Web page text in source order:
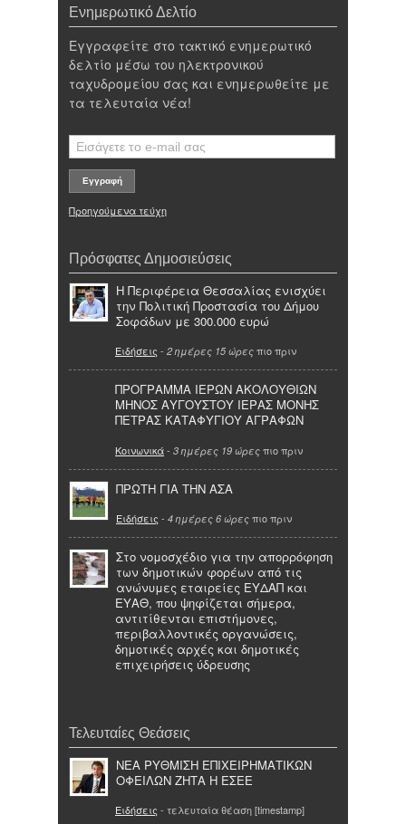
Ενημερωτικό Δελτίο
Εγγραφείτε στο τακτικό ενημερωτικό
δελτίο μέσω του ηλεκτρονικού
ταχυδρομείου σας και ενημερωθείτε με
τα τελευταία νέα!
Προηγούμενα τεύχη
Πρόσφατες Δημοσιεύσεις
Η Περιφέρεια Θεσσαλίας ενισχύει
την Πολιτική Προστασία του Δήμου
Σοφάδων με 300.000 ευρώ
Ειδήσεις - 2 ημέρες 15 ώρες πιο πριν
ΠΡΟΓΡΑΜΜΑ ΙΕΡΩΝ ΑΚΟΛΟΥΘΙΩΝ
ΜΗΝΟΣ ΑΥΓΟΥΣΤΟΥ ΙΕΡΑΣ ΜΟΝΗΣ
ΠΕΤΡΑΣ ΚΑΤΑΦΥΓΙΟΥ ΑΓΡΑΦΩΝ
Κοινωνικά- 3 ημέρες 19 ώρες πιο πριν
ΠΡΩΤΗ ΓΙΑ ΤΗΝ ΑΣΑ
Ειδήσεις - 4 ημέρες 6 ώρες πιο πριν
Στο νομοσχέδιο για την απορρόφηση
των δημοτικών φορέων από τις
ανώνυμες εταιρείες ΕΥΔΑΠ και
ΕΥΑΘ, που ψηφίζεται σήμερα,
αντιτίθενται επιστήμονες,
περιβαλλοντικές οργανώσεις,
δημοτικές αρχές και δημοτικές
επιχειρήσεις ύδρευσης
Τελευταίες Θεάσεις
ΝΕΑ ΡΥΘΜΙΣΗ ΕΠΙΧΕΙΡΗΜΑΤΙΚΩΝ
ΟΦΕΙΛΩΝ ΖΗΤΑ Η ΕΣΕΕ
Ειδήσεις - τελευταία θέαση [timestamp]